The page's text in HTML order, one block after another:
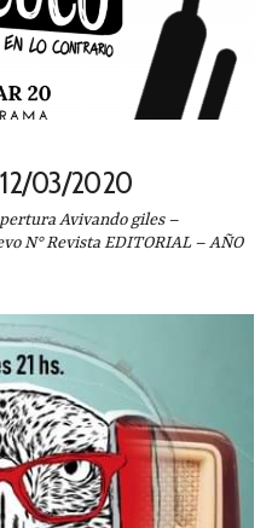
03/2020
Avivando giles –
N° Revista EDITORIAL – AÑO